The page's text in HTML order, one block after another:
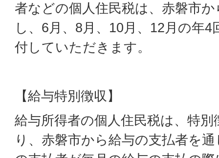
者などの個人住民税は、赤磐市
し、6月、8月、10月、12月の年
付していただきます。
【給与特別徴収】
給与所得者の個人住民税は、特
り、赤磐市から給与の支払者を